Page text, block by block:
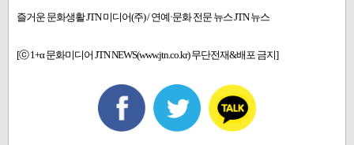
즐거운 문화생활 JTN 미디어(주) / 연예·문화 전문 뉴스 JTN 뉴스
[ⓒ 1+α 문화미디어 JTN NEWS(www.jtn.co.kr) 무단전재&배포 금지]